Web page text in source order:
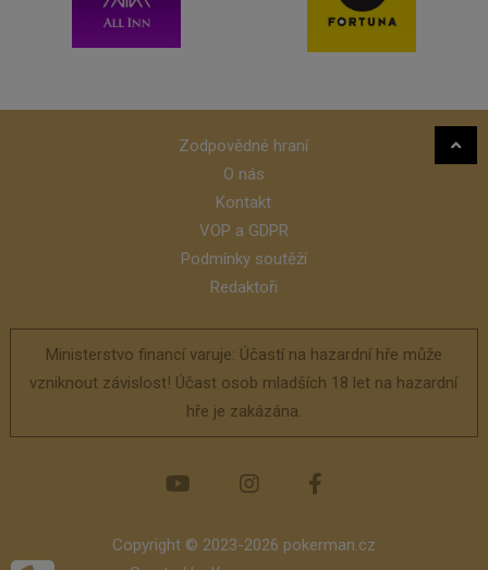
Zodpovědné hraní
O nás
Kontakt
VOP a GDPR
Podmínky soutěží
Redaktoři
Ministerstvo financí varuje: Účastí na hazardní hře může
vzniknout závislost! Účast osob mladších 18 let na hazardní
hře je zakázána.
Copyright © 2023-2026 pokerman.cz